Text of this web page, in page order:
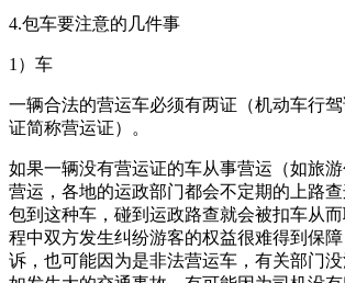
4.包车要注意的几件事
1）车
一辆合法的营运车必须有两证（机动车行
证简称营运证）。
如果一辆没有营运证的车从事营运（如旅
营运，各地的运政部门都会不定期的上路
包到这种车，碰到运政路查就会被扣车从
程中双方发生纠纷游客的权益很难得到保
诉，也可能因为是非法营运车，有关部门